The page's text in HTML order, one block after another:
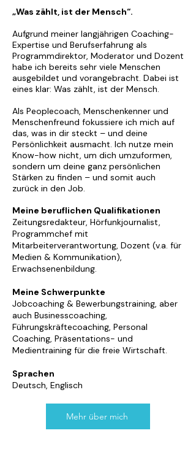
„Was zählt, ist der Mensch“.
Aufgrund meiner langjährigen Coaching-
Expertise und Berufserfahrung als
Programmdirektor, Moderator und Dozent
habe ich bereits sehr viele Menschen
ausgebildet und vorangebracht. Dabei ist
eines klar: Was zählt, ist der Mensch.
Als Peoplecoach, Menschenkenner und
Menschenfreund fokussiere ich mich auf
das, was in dir steckt – und deine
Persönlichkeit ausmacht. Ich nutze mein
Know-how nicht, um dich umzuformen,
sondern um deine ganz persönlichen
Stärken zu finden – und somit auch
zurück in den Job.
Meine beruflichen Qualifikationen
Zeitungsredakteur, Hörfunkjournalist,
Programmchef mit
Mitarbeiterverantwortung, Dozent (v.a. für
Medien & Kommunikation),
Erwachsenenbildung.
Meine Schwerpunkte
Jobcoaching & Bewerbungstraining, aber
auch Businesscoaching,
Führungskräftecoaching, Personal
Coaching, Präsentations- und
Medientraining für die freie Wirtschaft.
Sprachen
Deutsch, Englisch
Mehr über mich